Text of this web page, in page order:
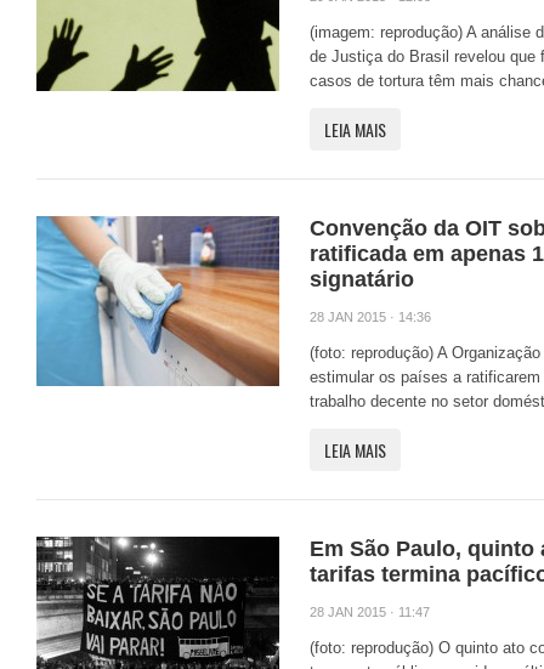
(imagem: reprodução) A análise
de Justiça do Brasil revelou que
casos de tortura têm mais
LEIA MAIS
Convenção da OIT
ratificada em apenas
signatário
28 JAN 2015 · 14:36
(foto: reprodução) A
estimular os países a
trabalho decente no setor
LEIA MAIS
Em São Paulo,
tarifas termina
28 JAN 2015 · 11:47
(foto: reprodução) O quinto ato